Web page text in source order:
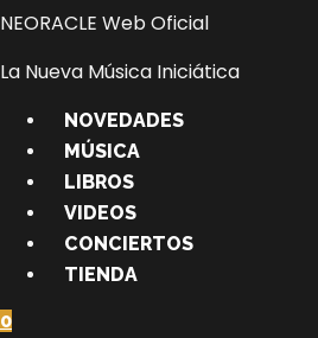
NEORACLE Web Oficial
La Nueva Música Iniciática
NOVEDADES
MÚSICA
LIBROS
VIDEOS
CONCIERTOS
TIENDA
0